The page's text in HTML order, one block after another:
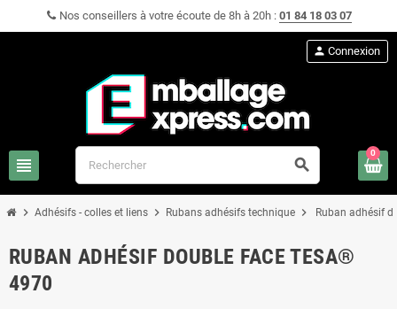
Nos conseillers à votre écoute de 8h à 20h : 01 84 18 03 07
view_headline search
person Connexion
0
chevron_right Adhésifs - colles et liens chevron_right Rubans adhésifs technique chevron_right Ruban adhésif
RUBAN ADHÉSIF DOUBLE FACE TESA®
4970